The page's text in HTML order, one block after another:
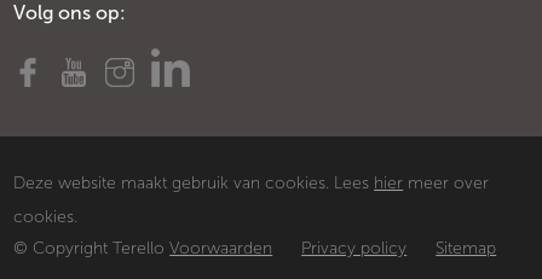
Volg ons op:
Deze website maakt gebruik van cookies. Lees hier meer over
cookies.
© Copyright TerelloVoorwaarden Privacy policy Sitemap